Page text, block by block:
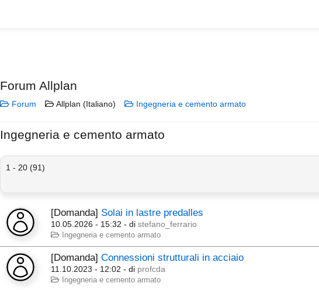
Forum Allplan
Forum Allplan (Italiano) Ingegneria e cemento armato
Ingegneria e cemento armato
1 - 20 (91)
[Domanda] Solai in lastre predalles
10.05.2026 - 15:32 - distefano_ferrario
Ingegneria e cemento armato
[Domanda]Connessioni strutturali in acciaio
11.10.2023 - 12:02 - di profcda
Ingegneria e cemento armato